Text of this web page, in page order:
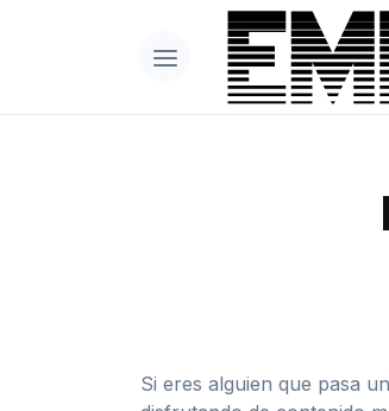
Si eres alguien que pasa